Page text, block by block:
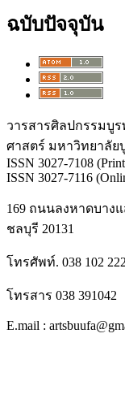
ฉบับปัจจุบัน
วารสารศิลปกรรมบู
ศาสตร์ มหาวิทยาลัย
ISSN 3027-7108
ISSN 3027-7116
169 ถนนลงหาดบาง
ชลบุรี 20131
โทรศัพท์. 038 102
โทรสาร 038 391042
E.mail :